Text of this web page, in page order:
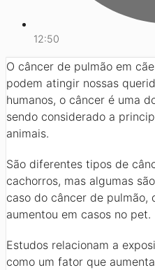
12:50
O câncer de pulmão em
podem atingir nossas
humanos, o câncer é uma
sendo considerado a
animais.
São diferentes tipos de
cachorros, mas algumas
caso do câncer de pulmão,
aumentou em casos no pet.
Estudos relacionam a
como um fator que